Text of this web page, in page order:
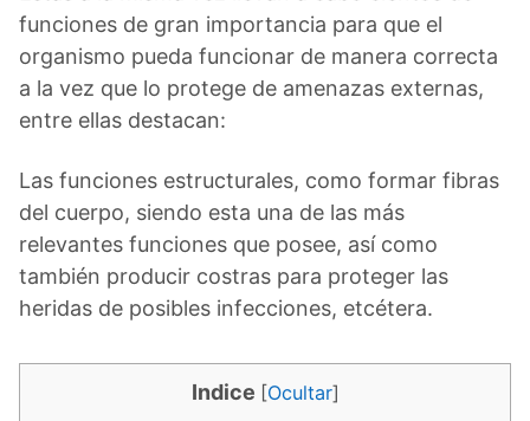
funciones de gran importancia para que el
organismo pueda funcionar de manera correcta
a la vez que lo protege de amenazas externas,
entre ellas destacan:
Las funciones estructurales, como formar fibras
del cuerpo, siendo esta una de las más
relevantes funciones que posee, así como
también producir costras para proteger las
heridas de posibles infecciones, etcétera.
Indice [Ocultar]